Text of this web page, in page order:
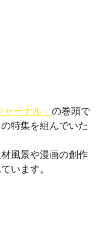
ャーナル」 の巻頭で
の特集を組んでいた
風景や漫画の創作
います。